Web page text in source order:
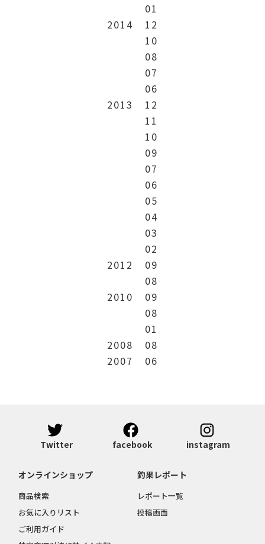
01
2014
12
10
08
07
06
2013
12
11
10
09
07
06
05
04
03
02
2012
09
08
2010
09
08
01
2008
08
2007
06
Twitter facebook instagram
オンラインショップ
商品検索
お気に入りリスト
ご利用ガイド
釣果レポート
レポート一覧
投稿画面